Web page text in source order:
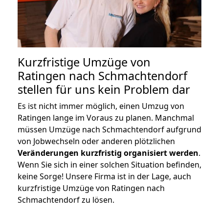
Kurzfristige Umzüge von
Ratingen nach Schmachtendorf
stellen für uns kein Problem dar
Es ist nicht immer möglich, einen Umzug von
Ratingen lange im Voraus zu planen. Manchmal
müssen Umzüge nach Schmachtendorf aufgrund
von Jobwechseln oder anderen plötzlichen
Veränderungen kurzfristig organisiert werden.
Wenn Sie sich in einer solchen Situation befinden,
keine Sorge! Unsere Firma ist in der Lage, auch
kurzfristige Umzüge von Ratingen nach
Schmachtendorf zu lösen.